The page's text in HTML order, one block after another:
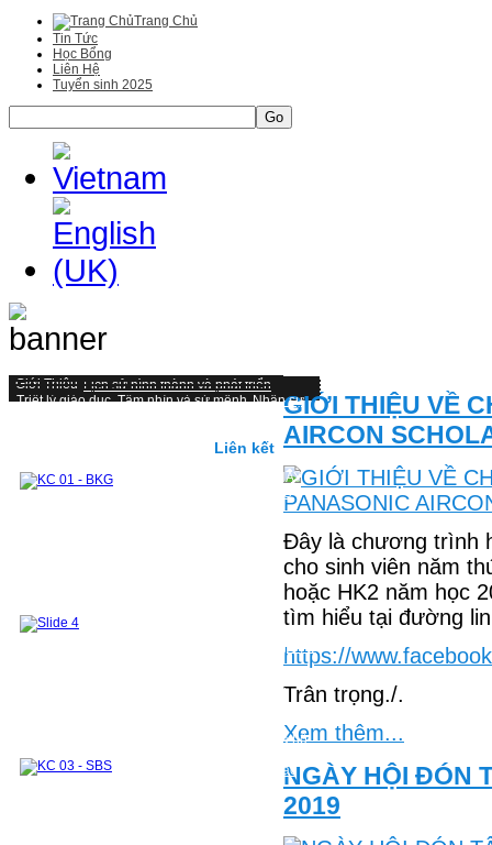
Trang Chủ
Tin Tức
Học Bổng
Liên Hệ
Tuyển sinh 2025
Go
Giới Thiệu Lịch sử hình thành và phát triển
Triết lý giáo duc, Tầm nhìn và sứ mệnh Nhân sự
CHƯƠNG TRÌNH ĐÀO TẠO TỪ 2019 ĐẾN NAY
CHƯƠNG TRÌNH ĐÀO TẠO 2018 VỀ TRƯỚC
Công bố khoa học
Các khoá đào tạo cho doanh nghiệp
Mục tiêu của phòng thí nghiệm
Phòng thí nghiệm Nhiệt động và Truyền nhiệt
Hệ thống TB phục vụ nghiên cứu khoa học và hỗ
trợ doanh nghiệp
Hợp Tác Quốc Tế
Đối tác
Liên kết
GIỚI THIỆU VỀ
AIRCON
Đây là chương trình
cho sinh viên năm
hoặc HK2 năm học
tìm hiểu tại đường
https://
Trân trọng./.
Xem thêm...
NGÀY HỘI ĐÓN
2019